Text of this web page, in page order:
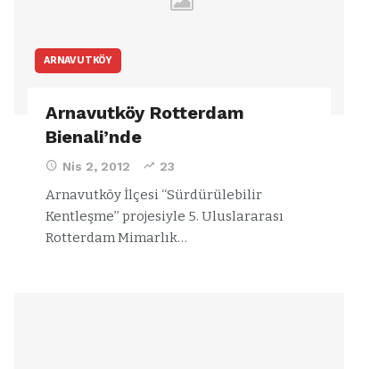
ARNAVUTKÖY
Arnavutköy Rotterdam
Bienali’nde
Nis 2, 2012 23
Arnavutköy İlçesi ‘‘Sürdürülebilir
Kentleşme’’ projesiyle 5. Uluslararası
Rotterdam Mimarlık…